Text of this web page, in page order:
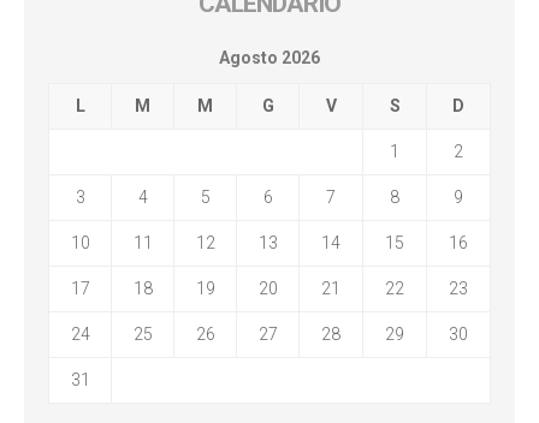
Agosto 2026
L M M G V S D
1 2
3 4 5 6 7 8 9
10 11 12 13 14 15 16
17 18 19 20 21 22 23
24 25 26 27 28 29 30
31